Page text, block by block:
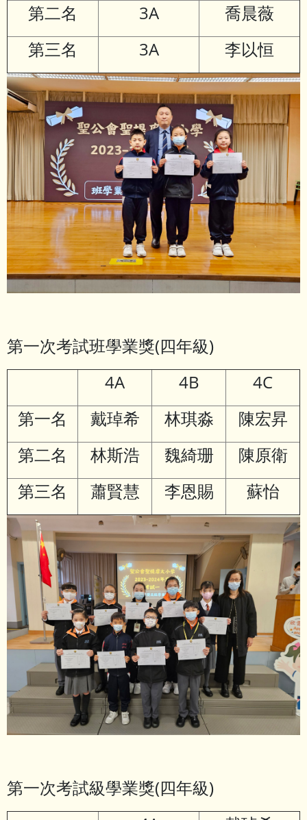
第二名
3A
喬晨薇
第三名
3A 李以恒
第一次考試班學業獎(四年級)
4A
4B
4C
第一名
戴琸希 林琪淼
陳宏昇
第二名
林斯浩 魏綺珊
陳原衛
第三名
蕭賢慧 李恩賜 蘇怡
第一次考試級學業獎(四年級)